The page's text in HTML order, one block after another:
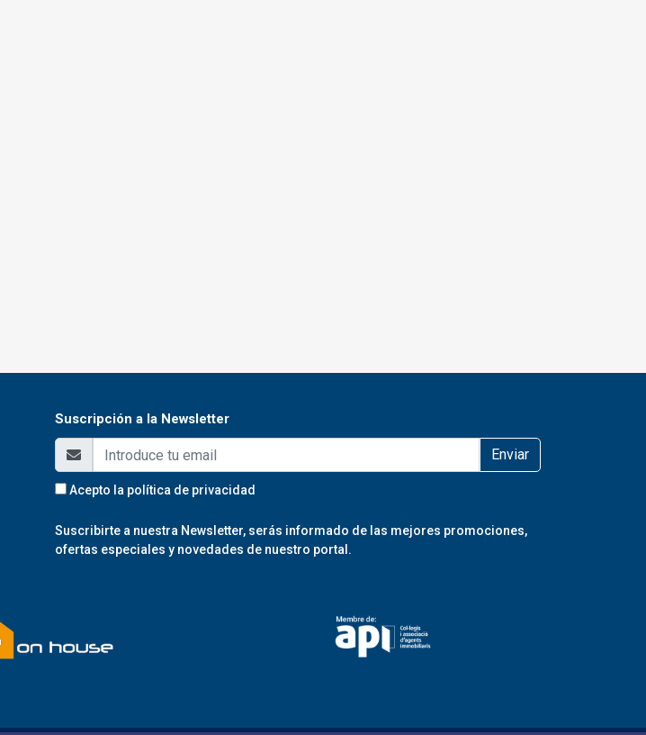
Suscripción a la Newsletter
Enviar
Acepto la política de privacidad
Suscribirte a nuestra Newsletter, serás informado de las mejores promociones,
ofertas especiales y novedades de nuestro portal.